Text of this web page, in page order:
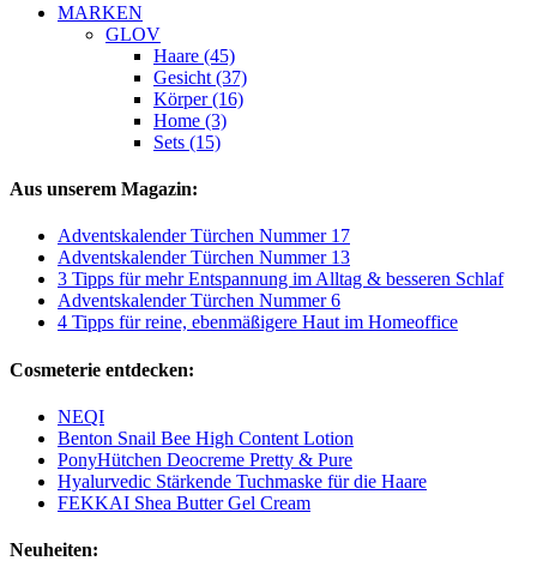
MARKEN
GLOV
Haare (45)
Gesicht (37)
Körper (16)
Home (3)
Sets (15)
Aus unserem Magazin:
Adventskalender Türchen Nummer 17
Adventskalender Türchen Nummer 13
3 Tipps für mehr Entspannung im Alltag & besseren Schlaf
Adventskalender Türchen Nummer 6
4 Tipps für reine, ebenmäßigere Haut im Homeoffice
Cosmeterie entdecken:
NEQI
Benton Snail Bee High Content Lotion
PonyHütchen Deocreme Pretty & Pure
Hyalurvedic Stärkende Tuchmaske für die Haare
FEKKAI Shea Butter Gel Cream
Neuheiten: